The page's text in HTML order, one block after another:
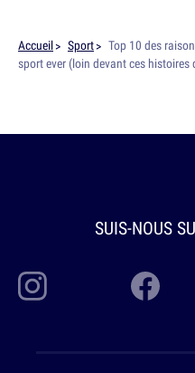
Accueil Sport
Top 10 des
sport ever (loin devant ces histoires
SUIS-NOUS